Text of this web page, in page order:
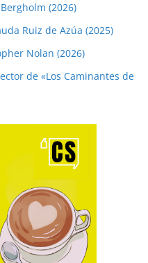
(2026)
Ruiz de Azúa (2025)
Nolan (2026)
de «Los Caminantes de